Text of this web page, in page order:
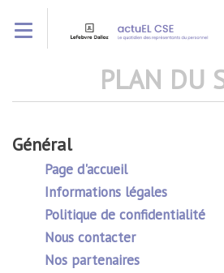
contenu
PLAN DU
Général
Page d'accueil
Informations légales
Politique de confidentialité
Nous contacter
Nos partenaires